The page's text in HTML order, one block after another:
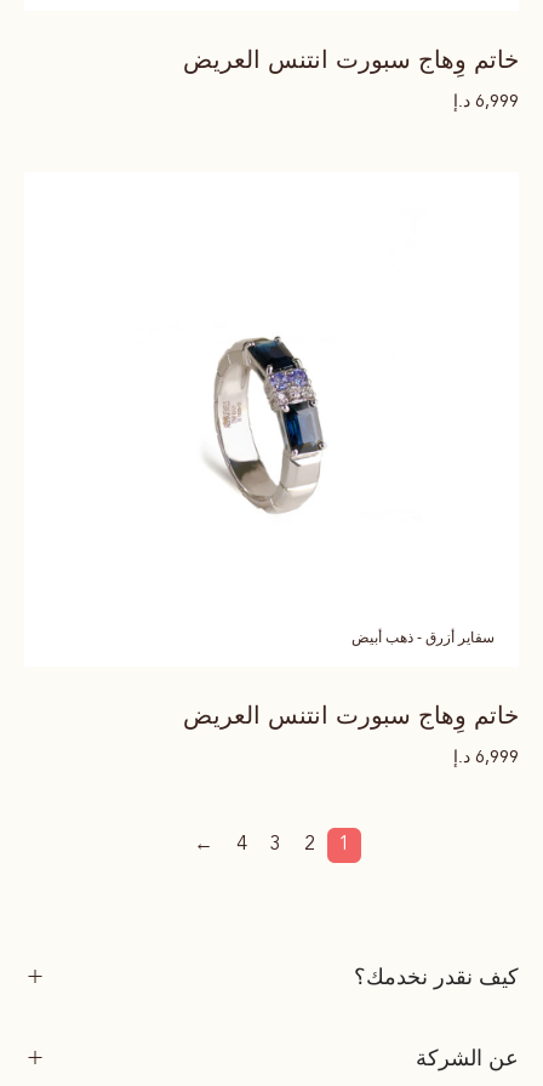
خاتم وِهاج سبورت انتنس العريض
6,999 د.إ
سفاير أزرق - ذهب أبيض
خاتم وِهاج سبورت انتنس العريض
6,999 د.إ
1
2
3
4
←
كيف نقدر نخدمك؟
عن الشركة